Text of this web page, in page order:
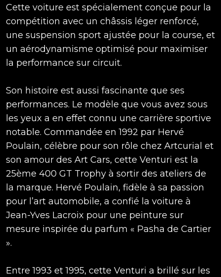
Cette voiture est spécialement conçue pour la
compétition avec un châssis léger renforcé,
une suspension sport ajustée pour la course, et
un aérodynamisme optimisé pour maximiser
la performance sur circuit.
Son histoire est aussi fascinante que ses
performances. Le modèle que vous avez sous
les yeux a en effet connu une carrière sportive
notable. Commandée en 1992 par Hervé
Poulain, célèbre pour son rôle chez Artcurial et
son amour des Art Cars, cette Venturi est la
25ème 400 GT Trophy à sortir des ateliers de
la marque. Hervé Poulain, fidèle à sa passion
pour l’art automobile, a confié la voiture à
Jean-Yves Lacroix pour une peinture sur
mesure inspirée du parfum « Pasha de Cartier
».
Entre 1993 et 1995, cette Venturi a brillé sur les